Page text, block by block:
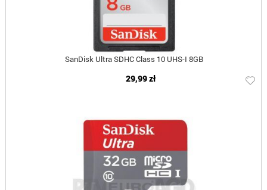
SanDisk Ultra SDHC Class 10 UHS-I 8GB
29,99 zł